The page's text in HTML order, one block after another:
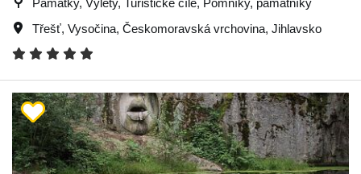
Památky, Výlety, Turistické cíle, Pomníky, památníky
Třešť, Vysočina, Českomoravská vrchovina, Jihlavsko